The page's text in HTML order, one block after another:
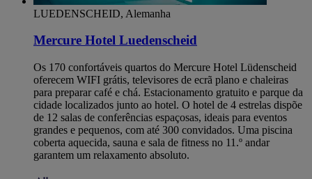
LUEDENSCHEID, Alemanha
Mercure Hotel Luedenscheid
Os 170 confortáveis quartos do Mercure Hotel Lüdenscheid
oferecem WIFI grátis, televisores de ecrã plano e chaleiras
para preparar café e chá. Estacionamento gratuito e parque da
cidade localizados junto ao hotel. O hotel de 4 estrelas dispõe
de 12 salas de conferências espaçosas, ideais para eventos
grandes e pequenos, com até 300 convidados. Uma piscina
coberta aquecida, sauna e sala de fitness no 11.º andar
garantem um relaxamento absoluto.